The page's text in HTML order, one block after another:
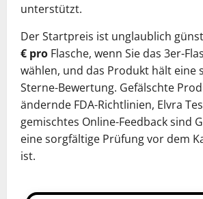
unterstützt.
Der Startpreis ist unglaublich
€ pro Flasche, wenn Sie das 3er-
wählen, und das Produkt hält eine
Sterne-Bewertung. Gefälschte
ändernde FDA-Richtlinien, Elvra
gemischtes Online-Feedback sind
eine sorgfältige Prüfung vor dem
ist.